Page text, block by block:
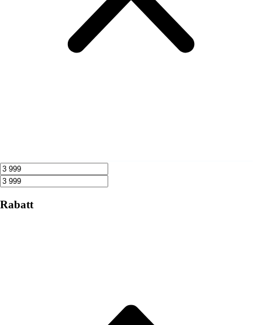
Rabatt